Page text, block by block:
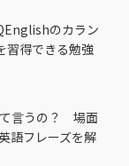
のカラン
習得できる勉強
て言うの？ 場面
語フレーズを解